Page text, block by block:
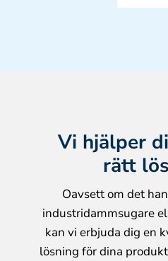
Vi hjälper
rätt
Oavsett om det
industridammsugare
kan vi erbjuda dig en
lösning för dina